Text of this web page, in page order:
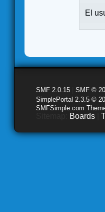
El
SMF 2.0.15 SMF ©
SimplePortal 2.3.5 ©
SMFSimple.com
Boards